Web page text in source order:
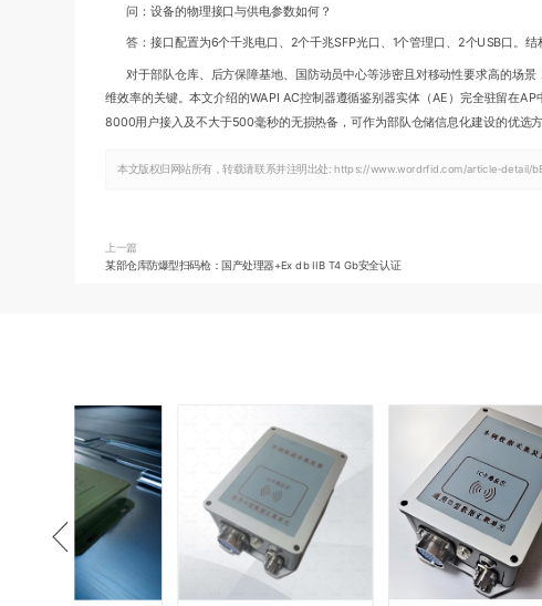
问：设备的物理接口与供电参数如何？
答：接口配置为6个千兆电口、2个千兆SFP光口、1个管理口、2个USB口
对于部队仓库、后方保障基地、国防动员中心等涉密且对移动性要求高的场
维效率的关键。本文介绍的WAPI AC控制器遵循鉴别器实体（AE）完全驻留在
8000用户接入及不大于500毫秒的无损热备，可作为部队仓储信息化建设的优选方
本文版权归网站所有，转载请联系并注明出处:https://www.wordrfid.com/article-detail/
上一篇
某部仓库防爆型扫码枪：国产处理器+Ex db IIB T4 Gb安全认证